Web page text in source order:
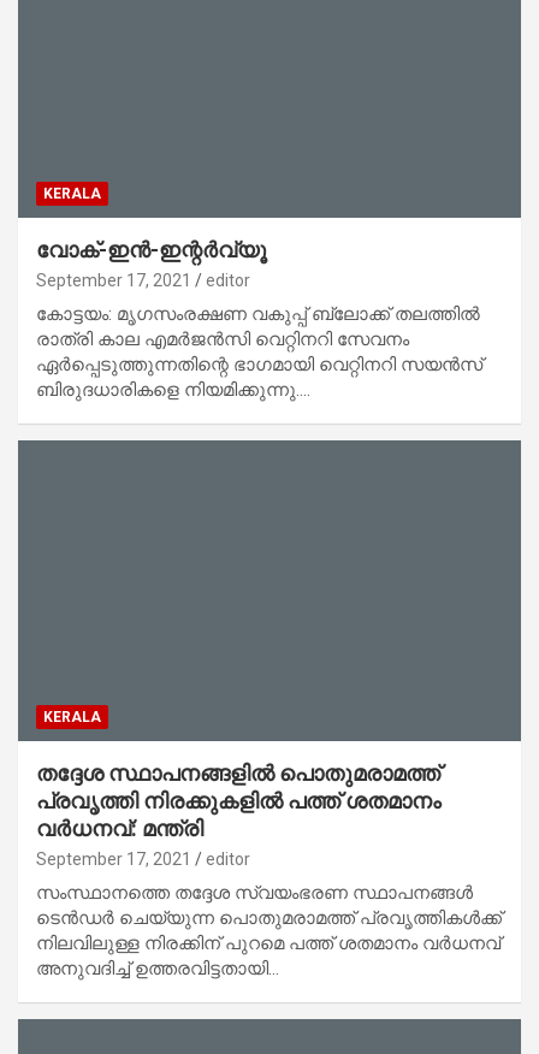
KERALA
വോക്-ഇൻ-ഇന്റർവ്യൂ
September 17, 2021 editor
കോട്ടയം: മൃഗസംരക്ഷണ വകുപ്പ് ബ്ലോക്ക് തലത്തിൽ
രാത്രി കാല എമർജൻസി വെറ്റിനറി സേവനം
ഏർപ്പെടുത്തുന്നതിന്റെ ഭാഗമായി വെറ്റിനറി സയൻസ്
ബിരുദധാരികളെ നിയമിക്കുന്നു.…
KERALA
തദ്ദേശ സ്ഥാപനങ്ങളിൽ പൊതുമരാമത്ത്
പ്രവൃത്തി നിരക്കുകളിൽ പത്ത് ശതമാനം
വർധനവ്: മന്ത്രി
September 17, 2021 editor
സംസ്ഥാനത്തെ തദ്ദേശ സ്വയംഭരണ സ്ഥാപനങ്ങൾ
ടെൻഡർ ചെയ്യുന്ന പൊതുമരാമത്ത് പ്രവൃത്തികൾക്ക്
നിലവിലുള്ള നിരക്കിന് പുറമെ പത്ത് ശതമാനം വർധനവ്
അനുവദിച്ച് ഉത്തരവിട്ടതായി…